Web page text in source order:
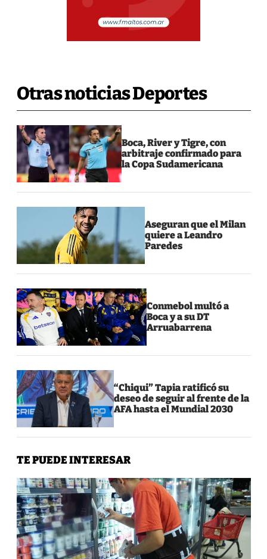
Otras noticias Deportes
Boca, River y Tigre, con
arbitraje confirmado para
la Copa Sudamericana
Aseguran que el Milan
quiere a Leandro
Paredes
Conmebol multó a
Boca y a su DT
Arruabarrena
“Chiqui” Tapia ratificó su
deseo de seguir al frente de la
AFA hasta el Mundial 2030
TE PUEDE INTERESAR